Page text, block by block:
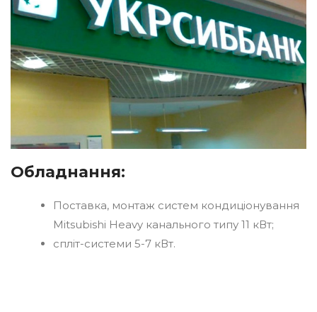
Обладнання:
Поставка, монтаж систем кондиціонування
Mitsubishi Heavy канального типу 11 кВт;
спліт-системи 5-7 кВт.